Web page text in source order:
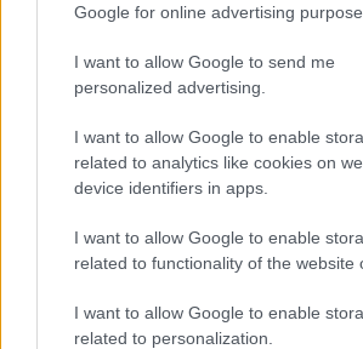
Google for online advertising
I want to allow Google to send me
personalized advertising.
I want to allow Google to enable
related to analytics like cookies on
device identifiers in apps.
I want to allow Google to enable
related to functionality of the website
I want to allow Google to enable
related to personalization.
ολοκλήρωση της παραγωγής
2024.
Πρωταγωνιστεί ο
Μπραντ Πιτ (Brad Pitt), ο
τον Sony Hayes, «έναν πρώην
Formula 1 που επιστρέφει
δράση για να καθοδηγήσει τον
ταλαντούχο οδηγό Joshua
Ίντρις)».